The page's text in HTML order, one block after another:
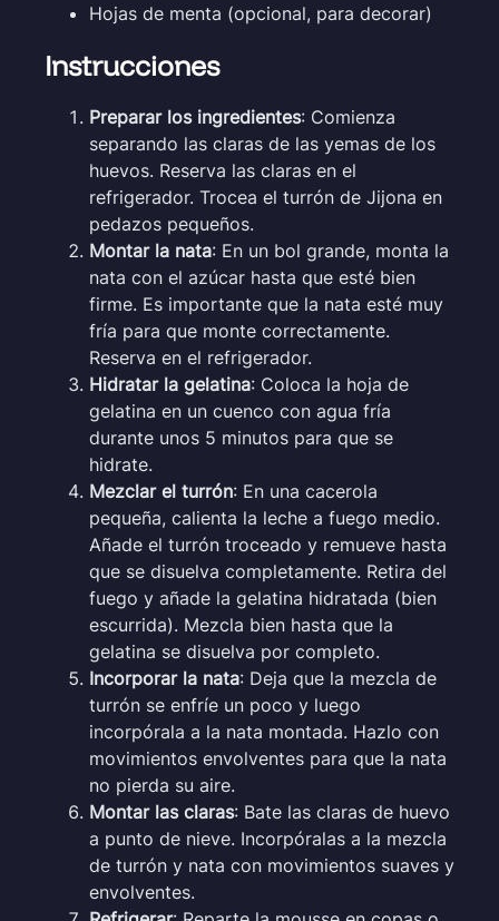
Hojas de menta (opcional, para decorar)
Instrucciones
Preparar los ingredientes: Comienza
separando las claras de las yemas de los
huevos. Reserva las claras en el
refrigerador. Trocea el turrón de Jijona en
pedazos pequeños.
Montar la nata: En un bol grande, monta la
nata con el azúcar hasta que esté bien
firme. Es importante que la nata esté muy
fría para que monte correctamente.
Reserva en el refrigerador.
Hidratar la gelatina: Coloca la hoja de
gelatina en un cuenco con agua fría
durante unos 5 minutos para que se
hidrate.
Mezclar el turrón: En una cacerola
pequeña, calienta la leche a fuego medio.
Añade el turrón troceado y remueve hasta
que se disuelva completamente. Retira del
fuego y añade la gelatina hidratada (bien
escurrida). Mezcla bien hasta que la
gelatina se disuelva por completo.
Incorporar la nata: Deja que la mezcla de
turrón se enfríe un poco y luego
incorpórala a la nata montada. Hazlo con
movimientos envolventes para que la nata
no pierda su aire.
Montar las claras: Bate las claras de huevo
a punto de nieve. Incorpóralas a la mezcla
de turrón y nata con movimientos suaves y
envolventes.